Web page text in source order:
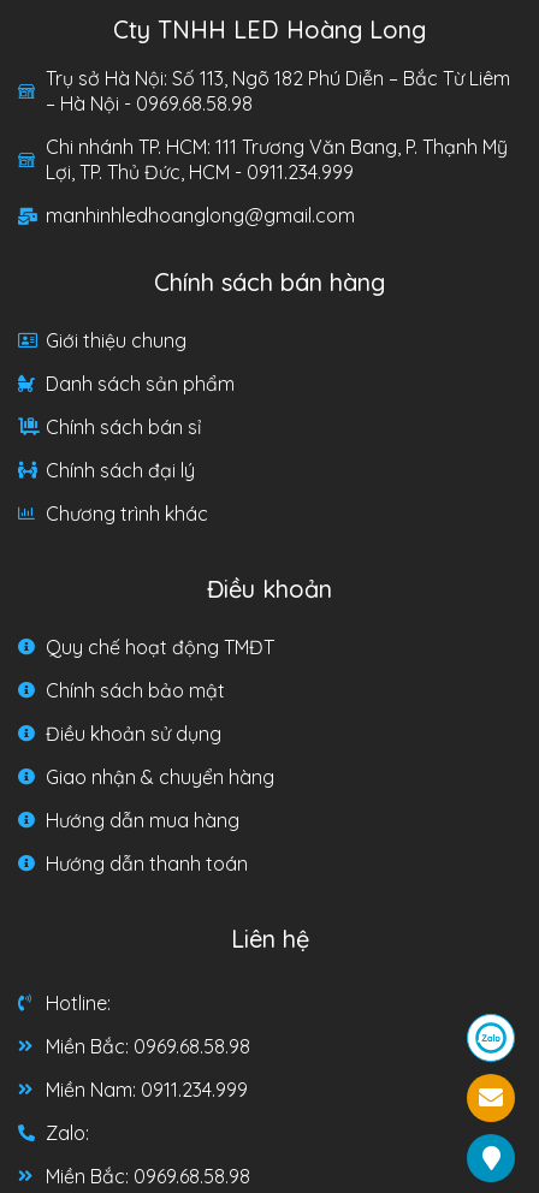
Cty TNHH LED Hoàng Long
Trụ sở Hà Nội: Số 113, Ngõ 182 Phú Diễn – Bắc Từ Liêm
– Hà Nội - 0969.68.58.98
Chi nhánh TP. HCM: 111 Trương Văn Bang, P. Thạnh Mỹ
Lợi, TP. Thủ Đức, HCM - 0911.234.999
manhinhledhoanglong@gmail.com
Chính sách bán hàng
Giới thiệu chung
Danh sách sản phẩm
Chính sách bán sỉ
Chính sách đại lý
Chương trình khác
Điều khoản
Quy chế hoạt động TMĐT
Chính sách bảo mật
Điều khoản sử dụng
Giao nhận & chuyển hàng
Hướng dẫn mua hàng
Hướng dẫn thanh toán
Liên hệ
Hotline:
Miền Bắc: 0969.68.58.98
Miền Nam: 0911.234.999
Zalo:
Miền Bắc: 0969.68.58.98